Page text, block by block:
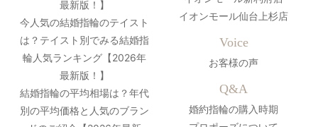
最新版！】
今人気の結婚指輪のテイスト
は？テイスト別でみる結婚指
輪人気ランキング【2026年
最新版！】
結婚指輪の平均相場は？年代
別の平均価格と人気のブラン
イオンモール仙台上杉店
Voice
お客様の声
Q&A
婚約指輪の購入時期